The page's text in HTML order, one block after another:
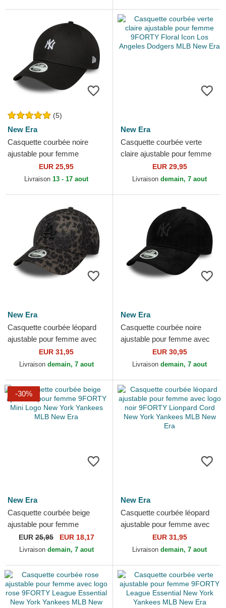
(5)
New Era
Casquette courbée noire
ajustable pour femme
9FORTY Mini Logo New
York Yankees MLB New Era
EUR 25,95
Livraison 13 - 17 aout
New Era
Casquette courbée verte
claire ajustable pour femme
9FORTY Floral Icon Los
Angeles Dodgers MLB...
EUR 29,95
Livraison demain, 7 aout
New Era
Casquette courbée léopard
ajustable pour femme avec
logo noir 9FORTY Lionpard
Cosy Los Angeles...
EUR 31,95
Livraison demain, 7 aout
New Era
Casquette courbée noire
ajustable pour femme avec
logo noir 9FORTY Cord New
York Yankees MLB New Era
EUR 30,95
Livraison demain, 7 aout
-30%
New Era
Casquette courbée beige
ajustable pour femme
9FORTY Mini Logo New
York Yankees MLB New Era
EUR25,95 EUR 18,17
Livraison demain, 7 aout
New Era
Casquette courbée léopard
ajustable pour femme avec
logo noir 9FORTY Lionpard
Cord New York...
EUR 31,95
Livraison demain, 7 aout